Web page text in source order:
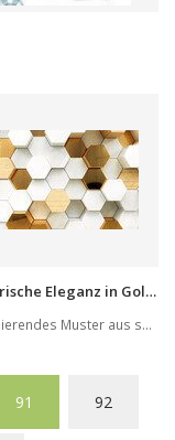
Geometrische Eleganz in Gold und Weiß
Ein faszinierendes Muster aus sechseckigen Kach...
91 92